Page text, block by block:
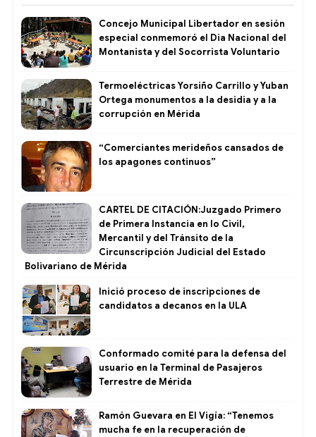
Concejo Municipal Libertador en sesión
especial conmemoró el Dia Nacional del
Montanista y del Socorrista Voluntario
Termoeléctricas Yorsiño Carrillo y Yuban
Ortega monumentos a la desidia y a la
corrupción en Mérida
“Comerciantes merideños cansados de
los apagones continuos”
CARTEL DE CITACIÓN:Juzgado Primero
de Primera Instancia en lo Civil,
Mercantil y del Tránsito de la
Circunscripción Judicial del Estado
Bolivariano de Mérida
Inició proceso de inscripciones de
candidatos a decanos en la ULA
Conformado comité para la defensa del
usuario en la Terminal de Pasajeros
Terrestre de Mérida
Ramón Guevara en El Vigía: “Tenemos
mucha fe en la recuperación de